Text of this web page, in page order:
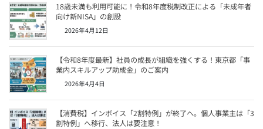
18歳未満も利用可能に！令和8年度税制改正による「未成年者
向け新NISA」の創設
2026年4月12日
【令和8年度最新】社員の成長が組織を強くする！東京都「事
業内スキルアップ助成金」のご案内
2026年4月4日
【消費税】インボイス「2割特例」が終了へ。個人事業主は「3
割特例」へ移行、法人は要注意！